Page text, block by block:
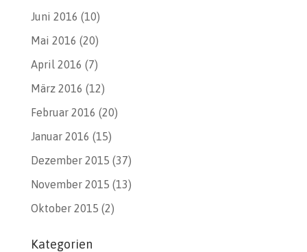
Juni 2016 (10)
Mai 2016 (20)
April 2016 (7)
März 2016 (12)
Februar 2016 (20)
Januar 2016 (15)
Dezember 2015 (37)
November 2015 (13)
Oktober 2015 (2)
Kategorien